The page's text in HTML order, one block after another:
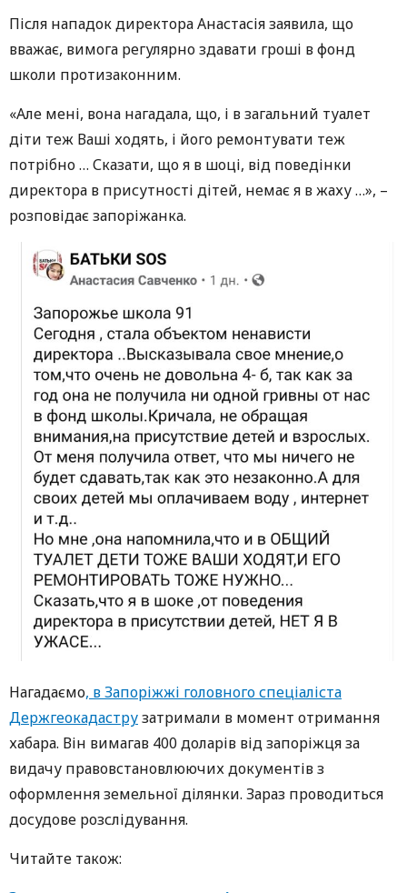
Після нападок директора Анастасія заявила, що
вважає, вимога регулярно здавати гроші в фонд
школи протизаконним.
«Але мені, вона нагадала, що, і в загальний туалет
діти теж Ваші ходять, і його ремонтувати теж
потрібно … Сказати, що я в шоці, від поведінки
директора в присутності дітей, немає я в жаху …», –
розповідає запоріжанка.
Нагадаємо, в Запоріжжі головного спеціаліста
Держгеокадаструзатримали в момент отримання
хабара. Він вимагав 400 доларів від запоріжця за
видачу правовстановлюючих документів з
оформлення земельної ділянки. Зараз проводиться
досудове розслідування.
Читайте також: